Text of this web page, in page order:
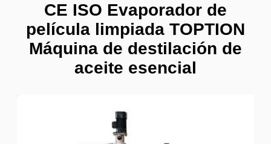
CE ISO Evaporador de
película limpiada TOPTION
Máquina de destilación de
aceite esencial